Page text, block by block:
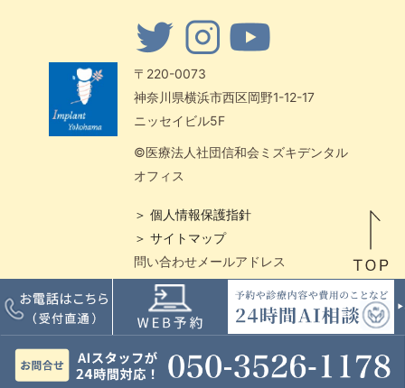
〒220-0073
神奈川県横浜市西区岡野1-12-17
ニッセイビル5F
©医療法人社団信和会ミズキデンタル
オフィス
＞ 個人情報保護指針
＞ サイトマップ
問い合わせメールアドレス
center-office@shika-implant.jp